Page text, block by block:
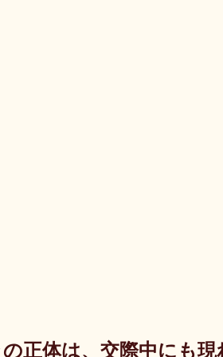
正体は、交際中にも